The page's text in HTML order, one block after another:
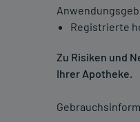
Registrierte
Zu Risiken und
Ihrer Apotheke.